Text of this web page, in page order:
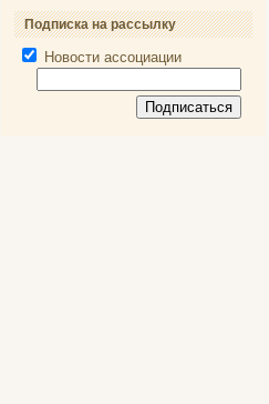
Подписка на рассылку
Новости ассоциации